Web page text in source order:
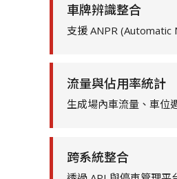
車牌辨識整合
支援 ANPR (Automatic
流量與佔用率統計
生成場內車流量、車位
跨系統整合